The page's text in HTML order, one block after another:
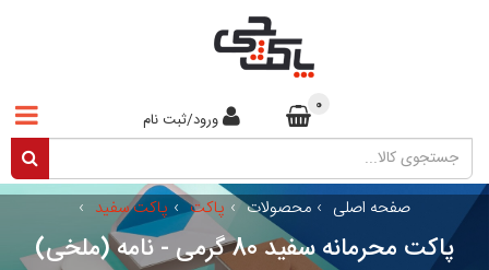
ورود/ثبت نام
0
صفحه اصلی › محصولات › پاکت › پاکت سفید ›
پاکت محرمانه سفید 80 گرمی - نامه (ملخی)